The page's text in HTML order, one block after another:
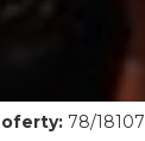
oferty:78/18107